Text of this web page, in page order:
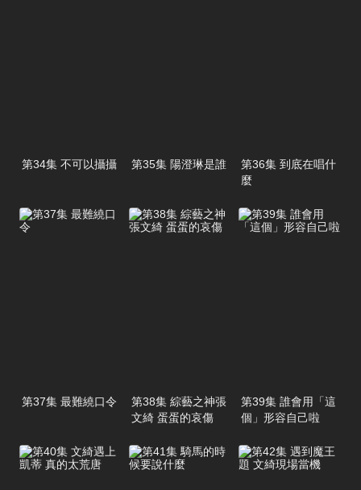
第34集 不可以攝攝 第35集 陽澄琳是誰
第36集 到底在唱什
麼
第37集 最難繞口令
第38集 綜藝之神張
文綺 蛋蛋的哀傷
第39集 誰會用「這
個」形容自己啦